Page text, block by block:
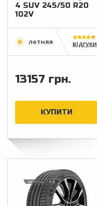
4 SUV 245/50 R20
102V
відгуки
13157 грн.